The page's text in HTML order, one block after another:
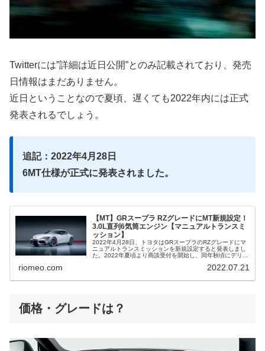
Twitterには”詳細は近日公開”とのみ記載されており、発売
日情報はまだありません。
近日ということなので夏頃、遅くても2022年内には正式
発表されるでしょう。
追記：2022年4月28日
6MT仕様が正式に発表されました。
【MT】GRスープラ RZグレードにMT新規設定！
3.0L直列6気筒エンジン【マニュアルトランスミ
ッション】
2022年4月28日、トヨタはGRスープラのRZグレードにマ
ニュアルトランスミッションを新規設定すると発表しまし
た。2022年夏頃より商談受付を開始し、同年秋頃にデリバ
riomeo.com 2022.07.21
価格・グレードは？